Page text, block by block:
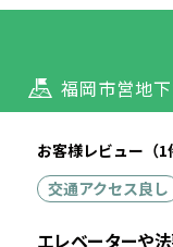
福岡市営地
お客様レビュー（1
交通アクセス良し
エレベーターや